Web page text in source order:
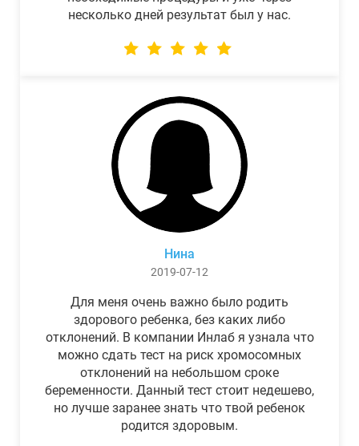
несколько дней результат был у нас.
Нина
2019-07-12
Для меня очень важно было родить
здорового ребенка, без каких либо
отклонений. В компании Инлаб я узнала что
можно сдать тест на риск хромосомных
отклонений на небольшом сроке
беременности. Данный тест стоит недешево,
но лучше заранее знать что твой ребенок
родится здоровым.